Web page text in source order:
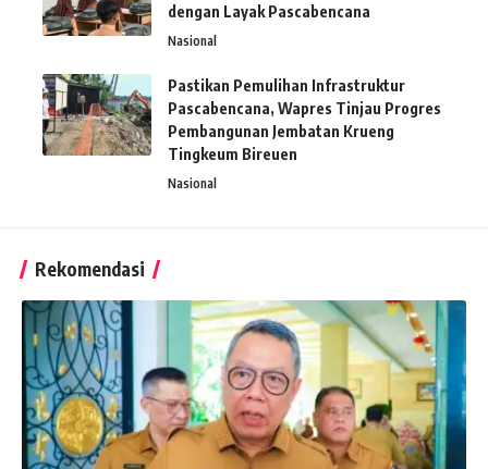
dengan Layak Pascabencana
Nasional
Pastikan Pemulihan Infrastruktur
Pascabencana, Wapres Tinjau Progres
Pembangunan Jembatan Krueng
Tingkeum Bireuen
Nasional
Rekomendasi